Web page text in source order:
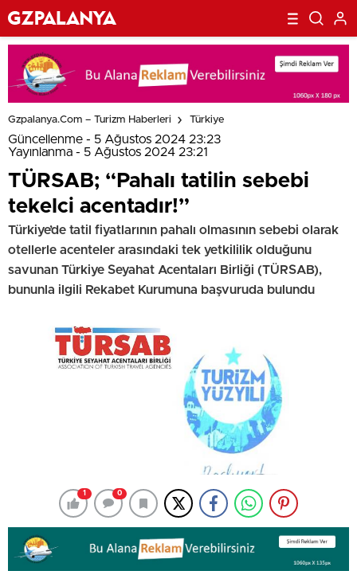
Gzpalanya.com – Turizm Haberleri Türkiye
Güncellenme - 5 Ağustos 2024 23:23
Yayınlanma - 5 Ağustos 2024 23:21
TÜRSAB; “Pahalı tatilin sebebi
tekelci acentadır!”
Türkiye’de tatil fiyatlarının pahalı olmasının sebebi olarak
otellerle acenteler arasındaki tek yetkililik olduğunu
savunan Türkiye Seyahat Acentaları Birliği (TÜRSAB),
bununla ilgili Rekabet Kurumuna başvuruda bulundu
1 0